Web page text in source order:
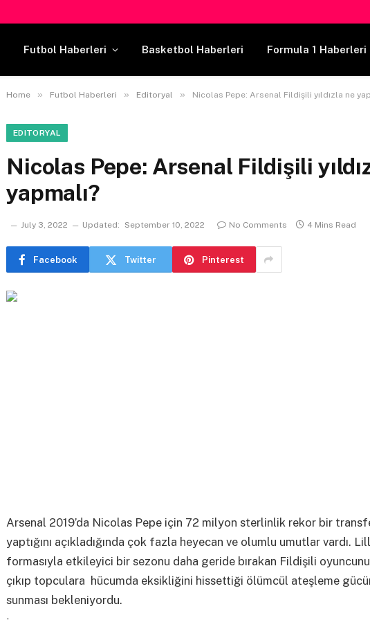
Futbol Haberleri Basketbol Haberleri Formula 1 Haberleri
Home » Futbol Haberleri » Editoryal » Nicolas Pepe: Arsenal Fildişili yıldızla ne
EDITORYAL
Nicolas Pepe: Arsenal Fildişili
yapmalı?
July 3, 2022 Updated: September 10, 2022 No Comments 4 Mins Read
Facebook Twitter Pinterest
Arsenal 2019’da Nicolas Pepe için 72 milyon sterlinlik rekor bir
yaptığını açıkladığında çok fazla heyecan ve olumlu umutlar vardı.
formasıyla etkileyici bir sezonu daha geride bırakan Fildişili
çıkıp topculara hücumda eksikliğini hissettiği ölümcül ateşleme
sunması bekleniyordu.